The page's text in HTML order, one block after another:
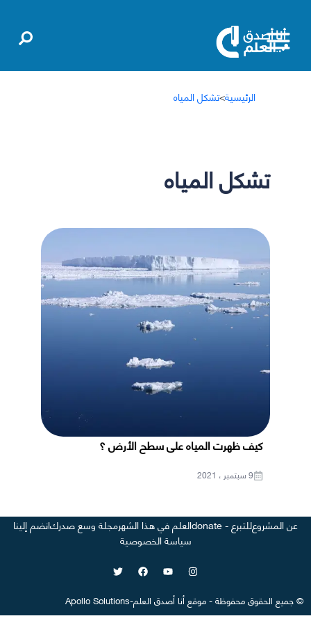
الرئيسية>تشكل المياه
تشكل المياه
كيف ظهرت المياه على سطح الأرض ؟
9 سبتمبر ، 2021
عن المشروعللتبرع - donate العلم في هذا الشهرمجلة وسع صدركانضم إلينا
سياسة الخصوصية
©جميع الحقوق محفوظة-موقع أنا أصدق العلم-
Apollo Solutions